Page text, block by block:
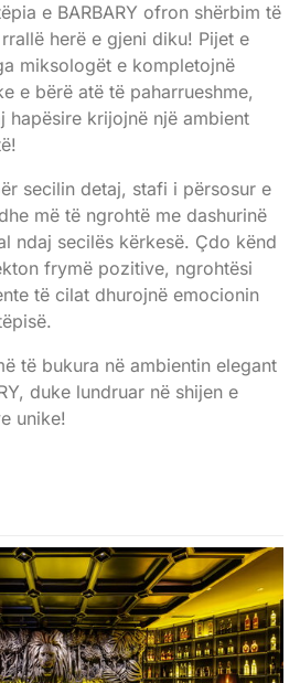
e BARBARY ofron shërbim të
herë e gjeni diku! Pijet e
miksologët e kompletojnë
e bërë atë të paharrueshme,
hapësire krijojnë një ambient
secilin detaj, stafi i përsosur e
më të ngrohtë me dashurinë
ndaj secilës kërkesë. Çdo kënd
frymë pozitive, ngrohtësi
të cilat dhurojnë emocionin
të bukura në ambientin elegant
duke lundruar në shijen e
unike!